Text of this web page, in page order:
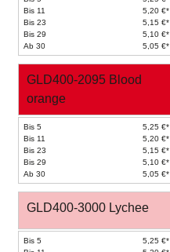
Bis 11
5,20 €*
Bis 23
5,15 €*
Bis 29
5,10 €*
Ab 30
5,05 €*
GLD400-2095 Blood
orange
Bis 5
5,25 €*
Bis 11
5,20 €*
Bis 23
5,15 €*
Bis 29
5,10 €*
Ab 30
5,05 €*
GLD400-3000 Lychee
Bis 5
5,25 €*